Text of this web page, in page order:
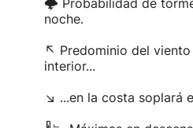
🌩 Probabilidad de
noche.
↖ Predominio del
interior...
↘ ...en la costa soplará